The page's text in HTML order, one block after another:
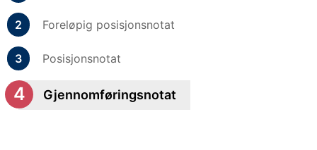
Foreløpig posisjonsnotat
Posisjonsnotat
Gjennomføringsnotat